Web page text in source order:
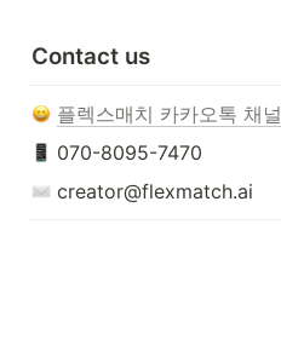
마케팅이 활발해지면서 인플루언
따르면, 전체 인플루언서 중 약
익을 창출했다고 밝혀졌다. 이에 따
불하는 금액도 증가할 것으로 예상
Contact us
플렉스매치 카카오톡 채널
070-8095-7470
creator@flexmatch.ai